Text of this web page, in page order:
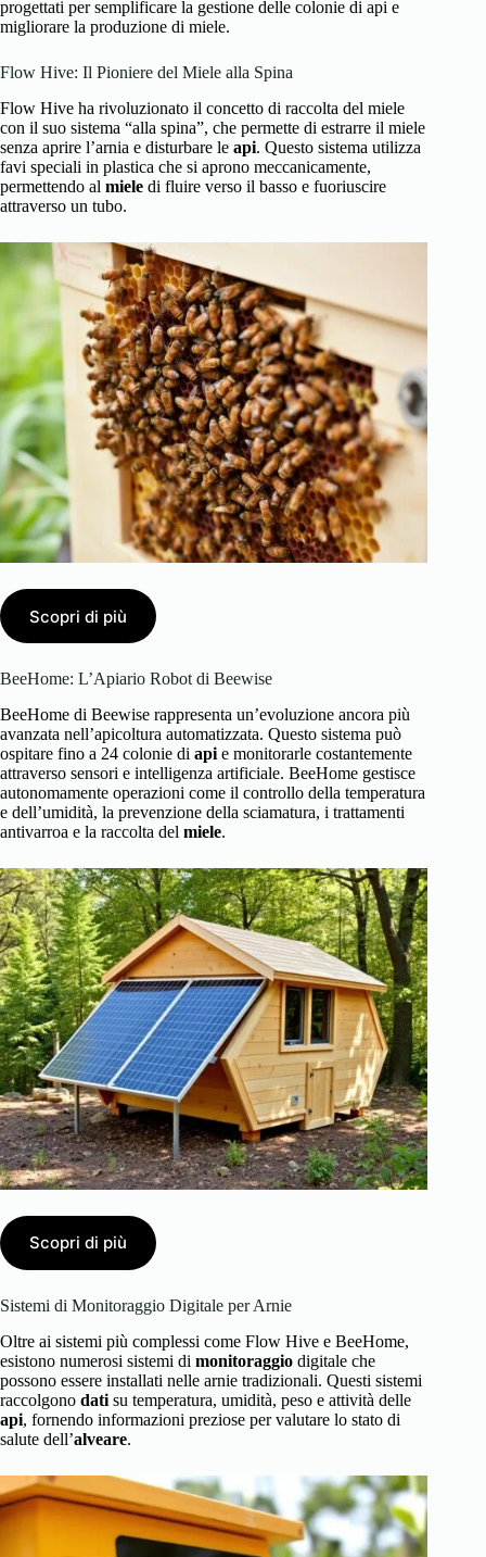
progettati per semplificare la gestione delle colonie di api e
migliorare la produzione di miele.
Flow Hive: Il Pioniere del Miele alla Spina
Flow Hive ha rivoluzionato il concetto di raccolta del miele
con il suo sistema “alla spina”, che permette di estrarre il miele
senza aprire l’arnia e disturbare le api. Questo sistema utilizza
favi speciali in plastica che si aprono meccanicamente,
permettendo al miele di fluire verso il basso e fuoriuscire
attraverso un tubo.
Scopri di più
BeeHome: L’Apiario Robot di Beewise
BeeHome di Beewise rappresenta un’evoluzione ancora più
avanzata nell’apicoltura automatizzata. Questo sistema può
ospitare fino a 24 colonie di api e monitorarle costantemente
attraverso sensori e intelligenza artificiale. BeeHome gestisce
autonomamente operazioni come il controllo della temperatura
e dell’umidità, la prevenzione della sciamatura, i trattamenti
antivarroa e la raccolta del miele.
Scopri di più
Sistemi di Monitoraggio Digitale per Arnie
Oltre ai sistemi più complessi come Flow Hive e BeeHome,
esistono numerosi sistemi di monitoraggio digitale che
possono essere installati nelle arnie tradizionali. Questi sistemi
raccolgono dati su temperatura, umidità, peso e attività delle
api, fornendo informazioni preziose per valutare lo stato di
salute dell’alveare.